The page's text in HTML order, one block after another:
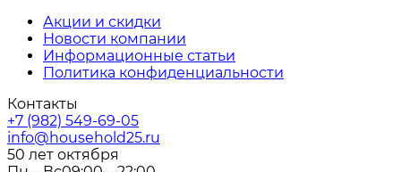
Акции и скидки
Новости компании
Информационные статьи
Политика конфиденциальности
Контакты
+7 (982) 549-69-05
info@household25.ru
50 лет октября